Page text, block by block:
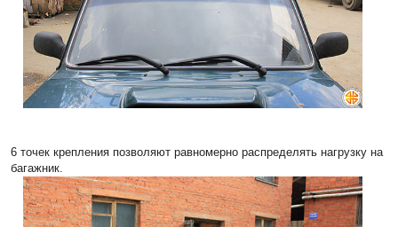
6 точек крепления позволяют равномерно распределять нагрузку на
багажник.